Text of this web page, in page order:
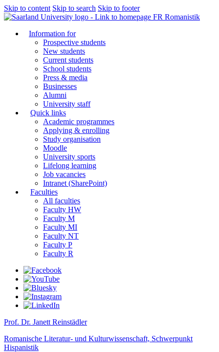
Skip to content Skip to search Skip to footer
FR Romanistik
Information for
Prospective students
New students
Current students
School students
Press & media
Businesses
Alumni
University staff
Quick links
Academic programmes
Applying & enrolling
Study organisation
Moodle
University sports
Lifelong learning
Job vacancies
Intranet (SharePoint)
Faculties
All faculties
Faculty HW
Faculty M
Faculty MI
Faculty NT
Faculty P
Faculty R
Prof. Dr. Janett Reinstädler
Romanische Literatur- und Kulturwissenschaft, Schwerpunkt
Hispanistik